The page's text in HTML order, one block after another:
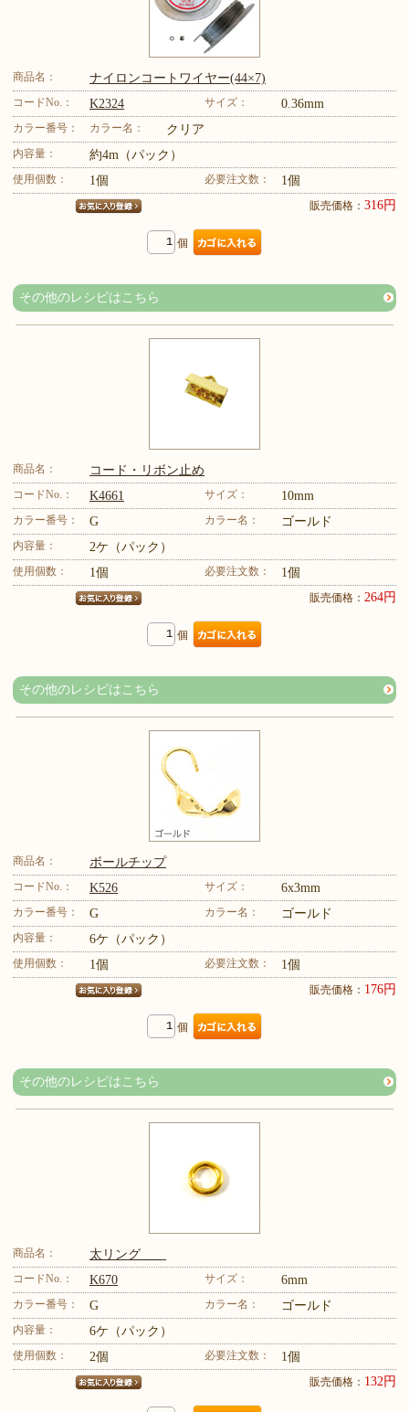
商品名： ナイロンコートワイヤー(44×7)
コードNo.： K2324 サイズ： 0.36mm
カラー番号： カラー名： クリア
内容量： 約4m（パック）
使用個数： 1個 必要注文数： 1個
販売価格： 316円
個
その他のレシピはこちら
商品名： コード・リボン止め
コードNo.： K4661 サイズ： 10mm
カラー番号： G カラー名： ゴールド
内容量： 2ケ（パック）
使用個数： 1個 必要注文数： 1個
販売価格： 264円
個
その他のレシピはこちら
商品名： ボールチップ
コードNo.： K526 サイズ： 6x3mm
カラー番号： G カラー名： ゴールド
内容量： 6ケ（パック）
使用個数： 1個 必要注文数： 1個
販売価格： 176円
個
その他のレシピはこちら
商品名： 太リング
コードNo.： K670 サイズ： 6mm
カラー番号： G カラー名： ゴールド
内容量： 6ケ（パック）
使用個数： 2個 必要注文数： 1個
販売価格： 132円